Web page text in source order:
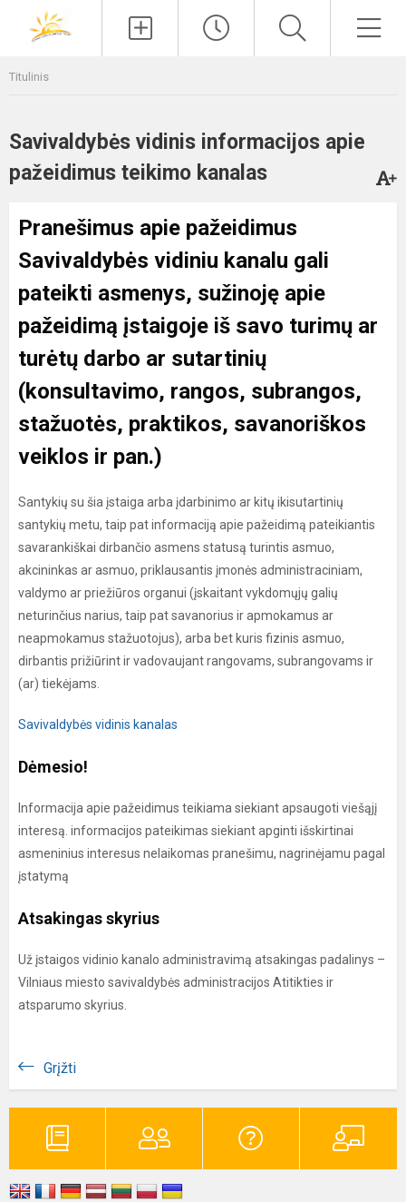
Titulinis
Savivaldybės vidinis informacijos apie
pažeidimus teikimo kanalas
Pranešimus apie pažeidimus
Savivaldybės vidiniu kanalu gali
pateikti asmenys, sužinoję apie
pažeidimą įstaigoje iš savo turimų ar
turėtų darbo ar sutartinių
(konsultavimo, rangos, subrangos,
stažuotės, praktikos, savanoriškos
veiklos ir pan.)
Santykių su šia įstaiga arba įdarbinimo ar kitų ikisutartinių
santykių metu, taip pat informaciją apie pažeidimą pateikiantis
savarankiškai dirbančio asmens statusą turintis asmuo,
akcininkas ar asmuo, priklausantis įmonės administraciniam,
valdymo ar priežiūros organui (įskaitant vykdomųjų galių
neturinčius narius, taip pat savanorius ir apmokamus ar
neapmokamus stažuotojus), arba bet kuris fizinis asmuo,
dirbantis prižiūrint ir vadovaujant rangovams, subrangovams ir
(ar) tiekėjams.
Savivaldybės vidinis kanalas
Dėmesio!
Informacija apie pažeidimus teikiama siekiant apsaugoti viešąjį
interesą. informacijos pateikimas siekiant apginti išskirtinai
asmeninius interesus nelaikomas pranešimu, nagrinėjamu pagal
įstatymą
Atsakingas skyrius
Už įstaigos vidinio kanalo administravimą atsakingas padalinys –
Vilniaus miesto savivaldybės administracijos Atitikties ir
atsparumo skyrius.
Grįžti